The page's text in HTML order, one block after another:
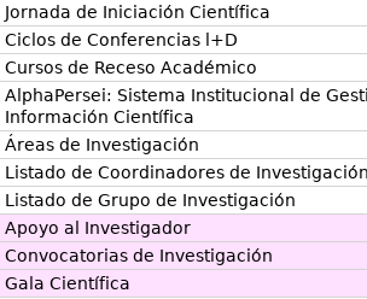
Jornada de Iniciación Científica
Ciclos de Conferencias l+D
Cursos de Receso Académico
AlphaPersei: Sistema Institucional de
Información Científica
Áreas de Investigación
Listado de Coordinadores de Investigación
Listado de Grupo de Investigación
Apoyo al Investigador
Convocatorias de Investigación
Gala Científica